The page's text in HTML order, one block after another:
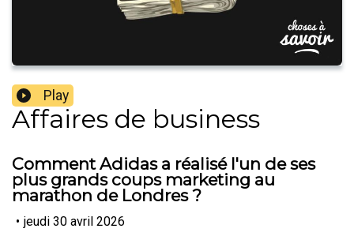
Play
Affaires de business
Comment Adidas a réalisé l'un de ses
plus grands coups marketing au
marathon de Londres ?
• jeudi 30 avril 2026